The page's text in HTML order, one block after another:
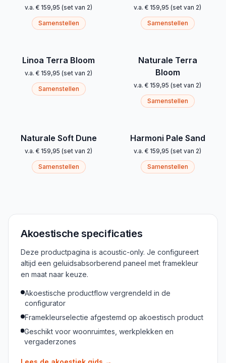
v.a. € 159,95 (set van 2)
Samenstellen
v.a. € 159,95 (set van 2)
Samenstellen
Linoa Terra Bloom
v.a. € 159,95 (set van 2)
Samenstellen
Naturale Terra
Bloom
v.a. € 159,95 (set van 2)
Samenstellen
Naturale Soft Dune
v.a. € 159,95 (set van 2)
Samenstellen
Harmoni Pale Sand
v.a. € 159,95 (set van 2)
Samenstellen
Akoestische specificaties
Deze productpagina is acoustic-only. Je configureert
altijd een geluidsabsorberend paneel met framekleur
en maat naar keuze.
Akoestische productflow vergrendeld in de
configurator
Framekleurselectie afgestemd op akoestisch product
Geschikt voor woonruimtes, werkplekken en
vergaderzones